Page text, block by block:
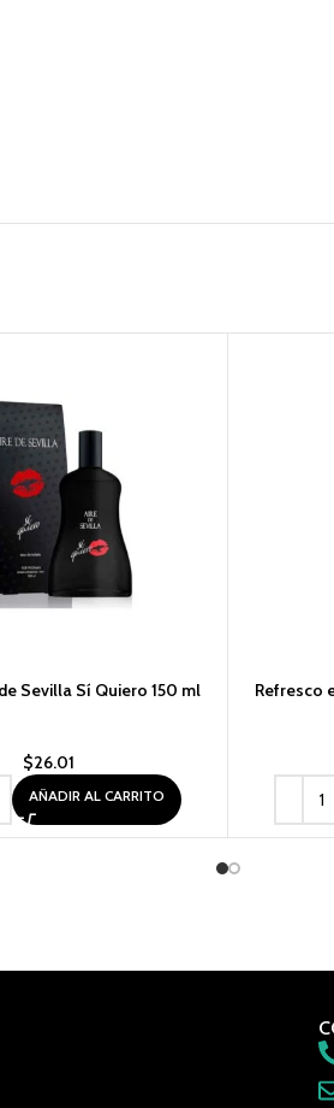
Sevilla Sí Quiero 150 ml
$26.01
AÑADIR AL CARRITO
Refresco